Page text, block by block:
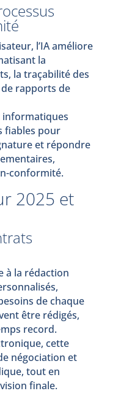
l’IA améliore
la
la traçabilité des
rapports de
informatiques
fiables pour
et répondre
conformité.
2025 et
à la rédaction
de chaque
être rédigés,
record.
cette
négociation et
tout en
finale.